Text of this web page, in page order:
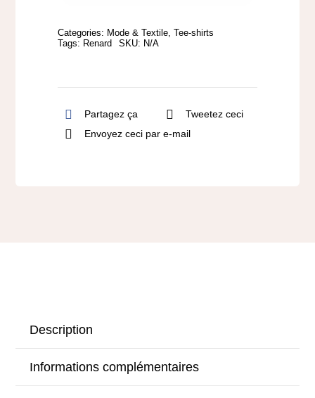
Adulte
Archer
Categories: Mode & Textile ,Tee-shirts
Tags: Renard SKU: N/A
Partagez ça
Tweetez ceci
Envoyez ceci par e-mail
Description
Informations complémentaires